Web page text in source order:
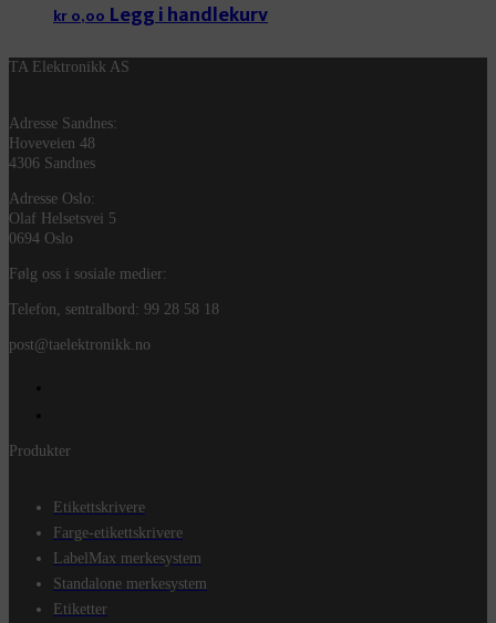
kr 0,00 Legg i handlekurv
TA Elektronikk AS
Adresse Sandnes:
Hoveveien 48
4306 Sandnes
Adresse Oslo:
Olaf Helsetsvei 5
0694 Oslo
Følg oss i sosiale medier:
Telefon, sentralbord: 99 28 58 18
post@taelektronikk.no
Produkter
Etikettskrivere
Farge-etikettskrivere
LabelMax merkesystem
Standalone merkesystem
Etiketter